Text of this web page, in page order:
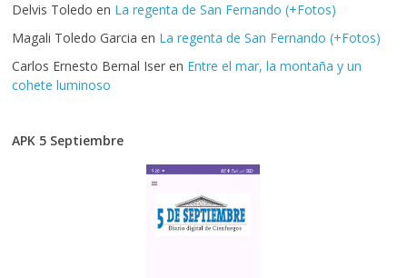
Delvis Toledo en La regenta de San Fernando (+Fotos)
Magali Toledo Garcia en La regenta de San Fernando (+Fotos)
Carlos Ernesto Bernal Iser en Entre el mar, la montaña y un
cohete luminoso
APK 5 Septiembre